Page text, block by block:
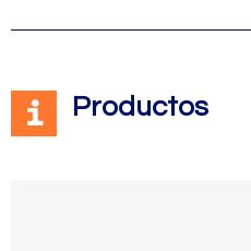
Productos